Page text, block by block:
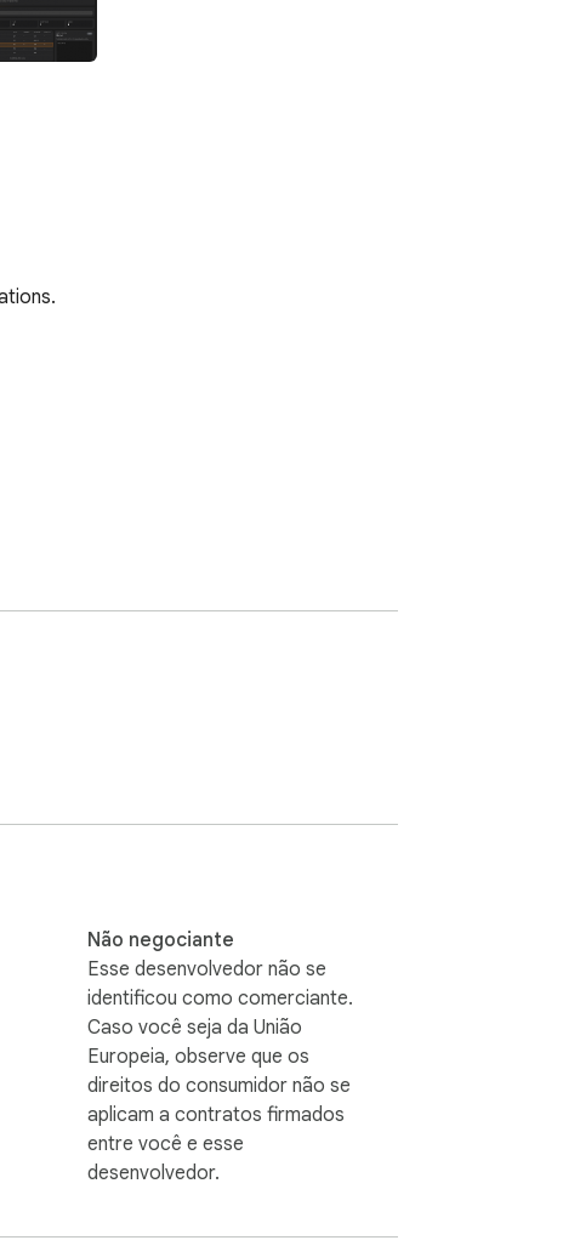
Chrome storage is used only for
Não negociante
Esse desenvolvedor não se
identificou como comerciante.
Caso você seja da União
Europeia, observe que os
direitos do consumidor não se
aplicam a contratos firmados
entre você e esse
desenvolvedor.